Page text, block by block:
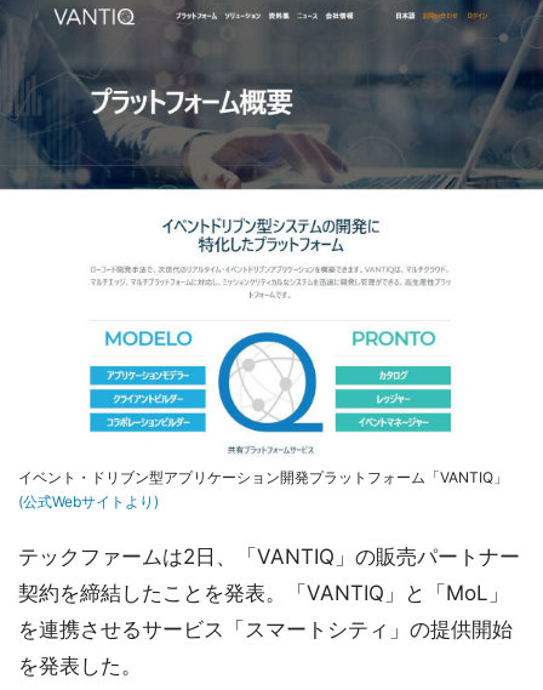
イベント・ドリブン型アプリケーション開発プラットフォーム「VANTIQ」
(公式Webサイトより)
テックファームは2日、「VANTIQ」の販売パートナー
契約を締結したことを発表。「VANTIQ」と「MoL」
を連携させるサービス「スマートシティ」の提供開始
を発表した。